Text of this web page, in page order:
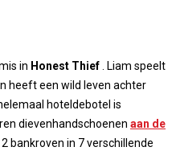
in Honest Thief . Liam speelt
heeft een wild leven achter
hoteldebotel is
dievenhandschoenen aan de
bankroven in 7 verschillende